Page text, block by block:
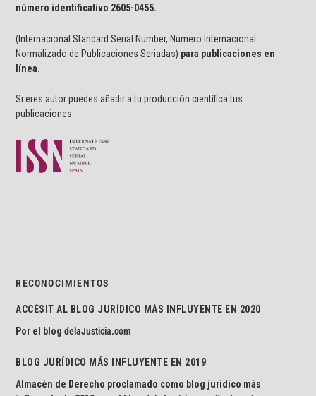
número identificativo 2605-0455.
(Internacional Standard Serial Number, Número Internacional
Normalizado de Publicaciones Seriadas) para publicaciones en
línea.
Si eres autor puedes añadir a tu producción científica tus
publicaciones.
RECONOCIMIENTOS
ACCÉSIT AL BLOG JURÍDICO MÁS INFLUYENTE EN 2020
Por el blogdelaJusticia.com
BLOG JURÍDICO MÁS INFLUYENTE EN 2019
Almacén de Derecho proclamado como blog jurídico más